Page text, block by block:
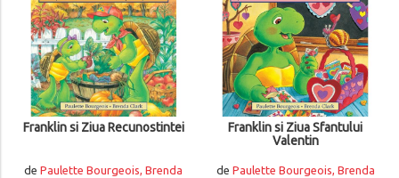
Franklin si Ziua Recunostintei
dePaulette Bourgeois, Brenda
Franklin si Ziua Sfantului
Valentin
de Paulette Bourgeois, Brenda